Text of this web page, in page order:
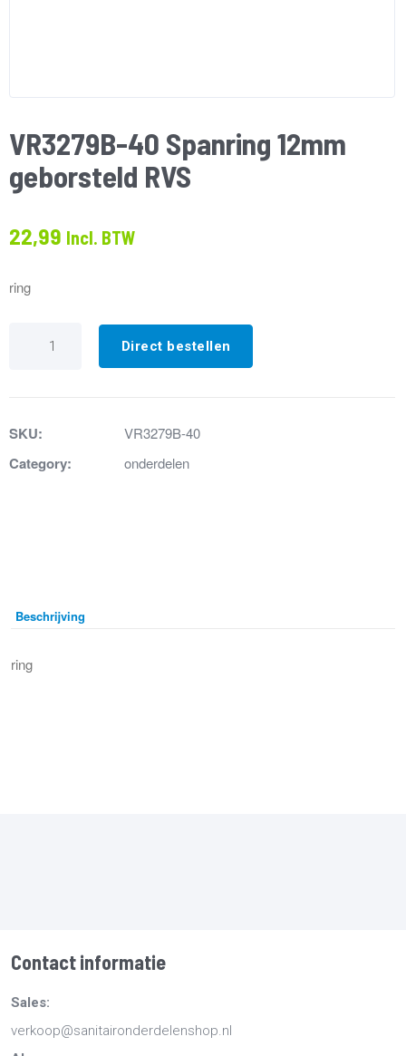
VR3279B-40 Spanring 12mm
geborsteld RVS
22,99 Incl. BTW
ring
aantal
Direct bestellen
SKU: VR3279B-40
Category: onderdelen
Beschrijving
ring
Contact informatie
Sales:
verkoop@sanitaironderdelenshop.nl